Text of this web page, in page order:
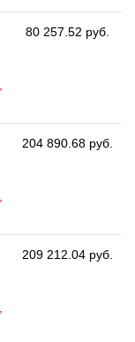
80 257.52 руб.
204 890.68 руб.
209 212.04 руб.